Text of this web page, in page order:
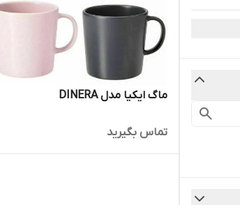
ماگ ایکیا مدل DINERA
تماس بگیرید